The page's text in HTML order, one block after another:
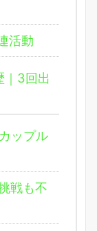
活動
｜3回出
ップル
戦も不